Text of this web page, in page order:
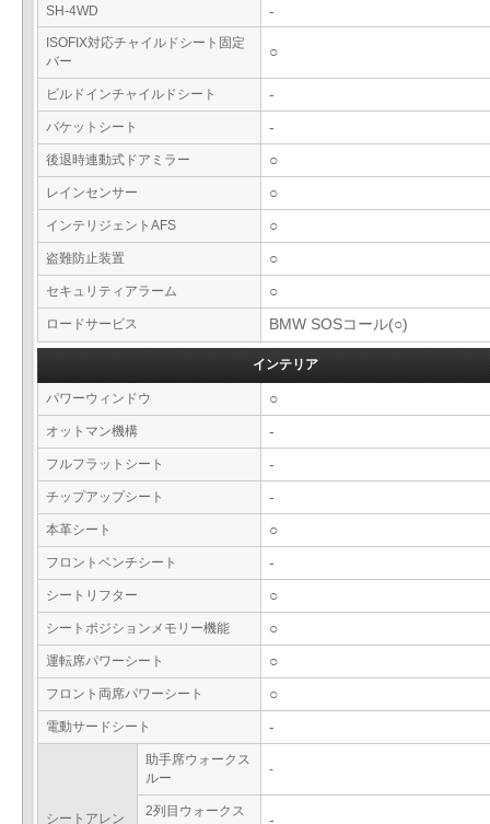
SH-4WD -
ISOFIX対応チャイルドシート固定
バー
○
ビルドインチャイルドシート -
バケットシート -
後退時連動式ドアミラー ○
レインセンサー ○
インテリジェントAFS ○
盗難防止装置 ○
セキュリティアラーム ○
ロードサービス BMW SOSコール(○)
インテリア
パワーウィンドウ ○
オットマン機構 -
フルフラットシート -
チップアップシート -
本革シート ○
フロントベンチシート -
シートリフター ○
シートポジションメモリー機能 ○
運転席パワーシート ○
フロント両席パワーシート ○
電動サードシート -
シートアレン
助手席ウォークス
ルー
-
2列目ウォークス
-